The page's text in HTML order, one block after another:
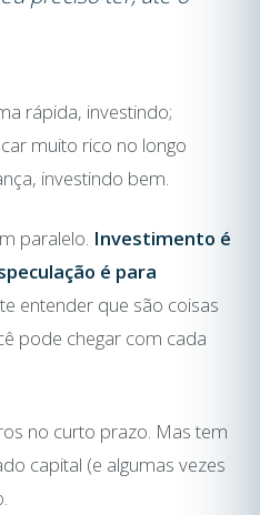
rápida, investindo;
muito rico no longo
investindo bem.
paralelo. Investimento é
é para
entender que são coisas
pode chegar com cada
no curto prazo. Mas tem
capital (e algumas vezes